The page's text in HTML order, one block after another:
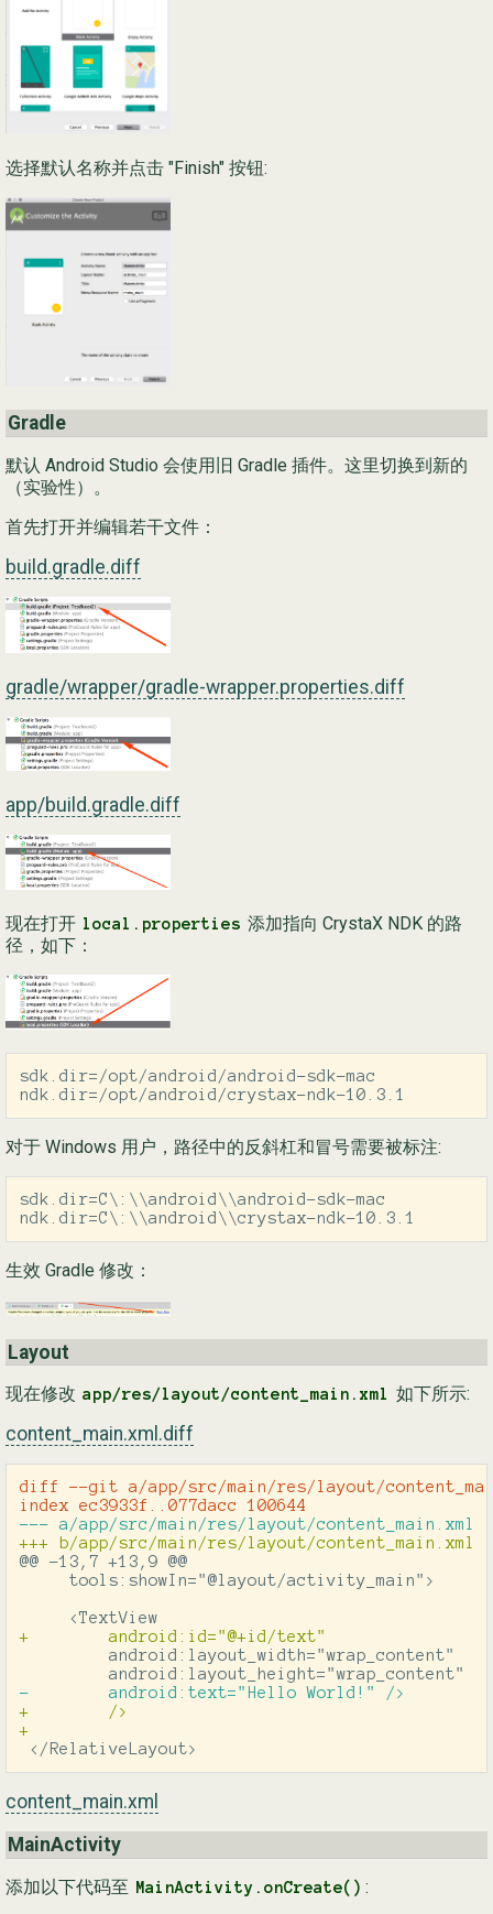
选择默认名称并点击 "Finish" 按钮:
Gradle
默认 Android Studio 会使用旧 Gradle 插件。这里切换到新的
（实验性）。
首先打开并编辑若干文件：
build.gradle.diff
gradle/wrapper/gradle-wrapper.properties.diff
app/build.gradle.diff
现在打开 local.properties 添加指向 CrystaX NDK 的路
径，如下：
sdk.dir=/opt/android/android-sdk-mac
ndk.dir=/opt/android/crystax-ndk-10.3.1
对于 Windows 用户，路径中的反斜杠和冒号需要被标注:
sdk.dir=C\:\\android\\android-sdk-mac
ndk.dir=C\:\\android\\crystax-ndk-10.3.1
生效 Gradle 修改：
Layout
现在修改 app/res/layout/content_main.xml 如下所示:
content_main.xml.diff
diff --git a/app/src/main/res/layout/
@@ -13,7 +13,9 @@
         android:layout_width="wrap_content"
+        />
</RelativeLayout>
content_main.xml
MainActivity
添加以下代码至 MainActivity.onCreate() :